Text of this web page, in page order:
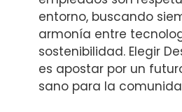
entorno, buscando
armonía entre
sostenibilidad. Elegir
es apostar por un
sano para la